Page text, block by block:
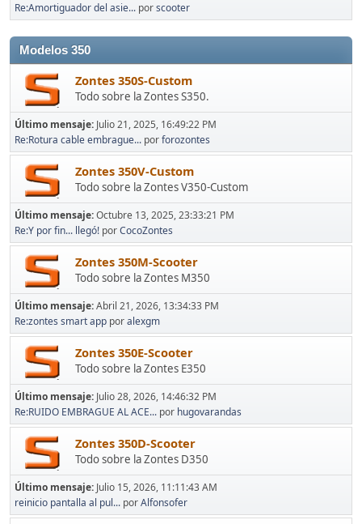
Re:Amortiguador del asie... porscooter
Modelos 350
Zontes 350S-Custom
Todo sobre la Zontes S350.
Último mensaje: Julio 21, 2025, 16:49:22 PM
Re:Rotura cable embrague... porforozontes
Zontes 350V-Custom
Todo sobre la Zontes V350-Custom
Último mensaje:Octubre 13, 2025, 23:33:21 PM
Re:Y por fin... llegó! porCocoZontes
Zontes 350M-Scooter
Todo sobre la Zontes M350
Último mensaje:Abril 21, 2026, 13:34:33 PM
Re:zontes smart app poralexgm
Zontes 350E-Scooter
Todo sobre la Zontes E350
Último mensaje: Julio 28, 2026, 14:46:32 PM
Re:RUIDO EMBRAGUE AL ACE... por hugovarandas
Zontes 350D-Scooter
Todo sobre la Zontes D350
Último mensaje: Julio 15, 2026, 11:11:43 AM
reinicio pantalla al pul... porAlfonsofer